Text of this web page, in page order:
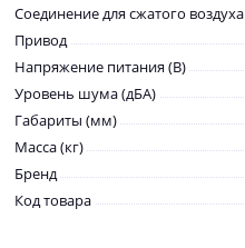
Соединение для сжатого воздуха
Привод
Напряжение питания (В)
Уровень шума (дБА)
Габариты (мм)
Масса (кг)
Бренд
Код товара